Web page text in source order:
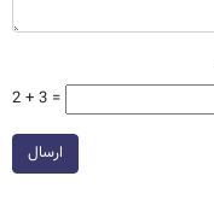
2 + 3 =
ارسال